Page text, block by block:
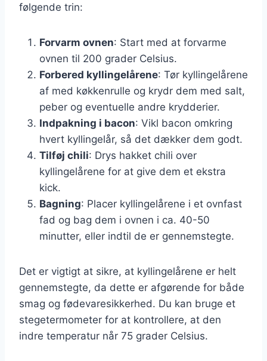
følgende trin:
Forvarm ovnen: Start med at forvarme
ovnen til 200 grader Celsius.
Forbered kyllingelårene: Tør kyllingelårene
af med køkkenrulle og krydr dem med salt,
peber og eventuelle andre krydderier.
Indpakning i bacon: Vikl bacon omkring
hvert kyllingelår, så det dækker dem godt.
Tilføj chili: Drys hakket chili over
kyllingelårene for at give dem et ekstra
kick.
Bagning: Placer kyllingelårene i et ovnfast
fad og bag dem i ovnen i ca. 40-50
minutter, eller indtil de er gennemstegte.
Det er vigtigt at sikre, at kyllingelårene er helt
gennemstegte, da dette er afgørende for både
smag og fødevaresikkerhed. Du kan bruge et
stegetermometer for at kontrollere, at den
indre temperatur når 75 grader Celsius.